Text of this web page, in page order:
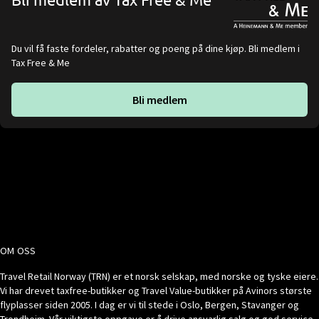
Du vil få faste fordeler, rabatter og poeng på dine kjøp. Bli medlem i
Tax Free & Me
Bli medlem
OM OSS
Travel Retail Norway (TRN) er et norsk selskap, med norske og tyske eiere.
Vi har drevet taxfree-butikker og Travel Value-butikker på Avinors største
flyplasser siden 2005. I dag er vi til stede i Oslo, Bergen, Stavanger og